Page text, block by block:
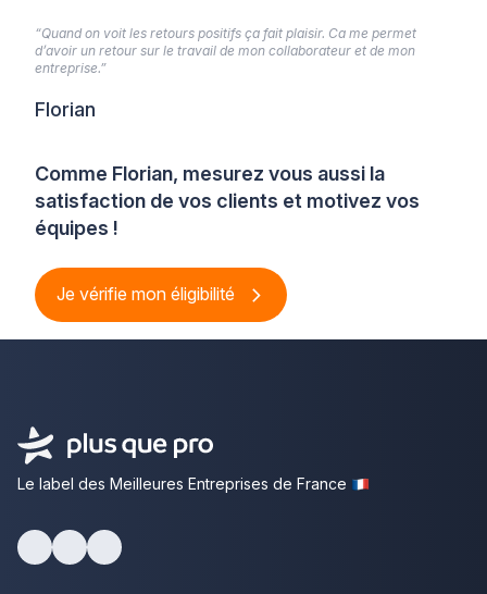
Comme Florian, mesurez vous aussi la
satisfaction de vos clients et motivez vos
équipes !
Je vérifie mon éligibilité
“Quand on voit les retours positifs ça fait plaisir. Ca me permet
d’avoir un retour sur le travail de mon collaborateur et de mon
entreprise.”
Florian
Le label des Meilleures Entreprises de France